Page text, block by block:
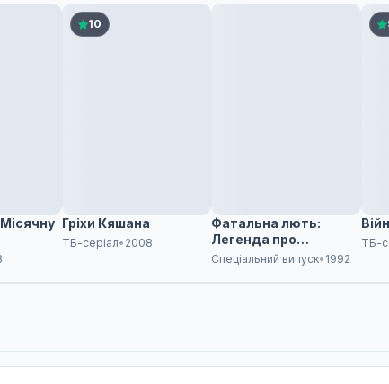
10
Гріхи Кяшана
ТБ-серіал• 2008
Фатальна лють:
Легенда про
голодного вовка
Спеціальний випуск• 1992
ТБ-